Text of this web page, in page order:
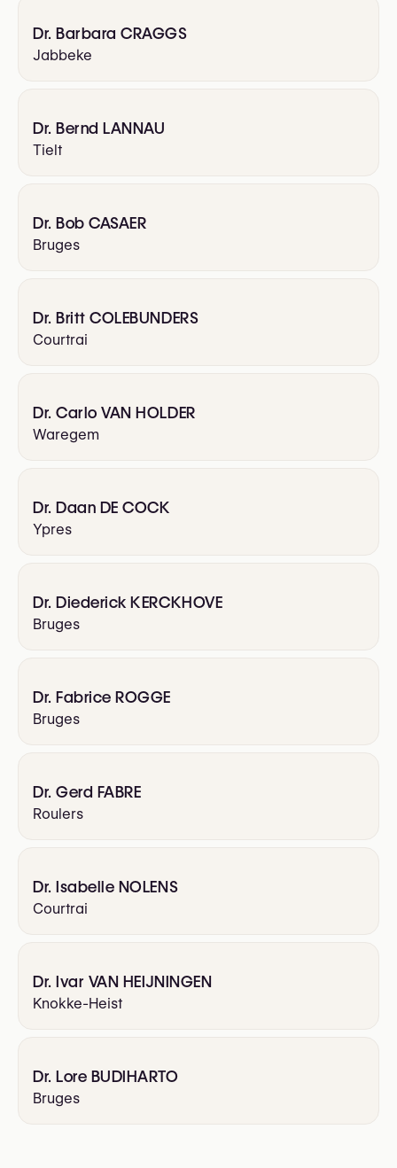
Dr. Barbara CRAGGS
Jabbeke
Dr. Bernd LANNAU
Tielt
Dr. Bob CASAER
Bruges
Dr. Britt COLEBUNDERS
Courtrai
Dr. Carlo VAN HOLDER
Waregem
Dr. Daan DE COCK
Ypres
Dr. Diederick KERCKHOVE
Bruges
Dr. Fabrice ROGGE
Bruges
Dr. Gerd FABRE
Roulers
Dr. Isabelle NOLENS
Courtrai
Dr. Ivar VAN HEIJNINGEN
Knokke-Heist
Dr. Lore BUDIHARTO
Bruges